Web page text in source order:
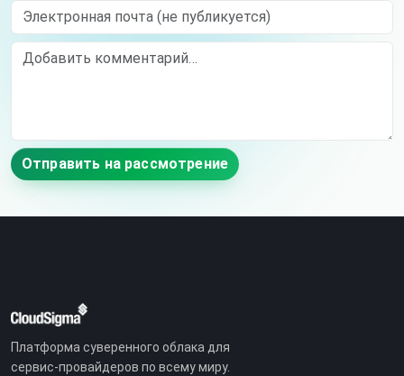
Электронная почта (не публикуется)
Comment
Отправить на рассмотрение
Платформа суверенного облака для
сервис-провайдеров по всему миру.